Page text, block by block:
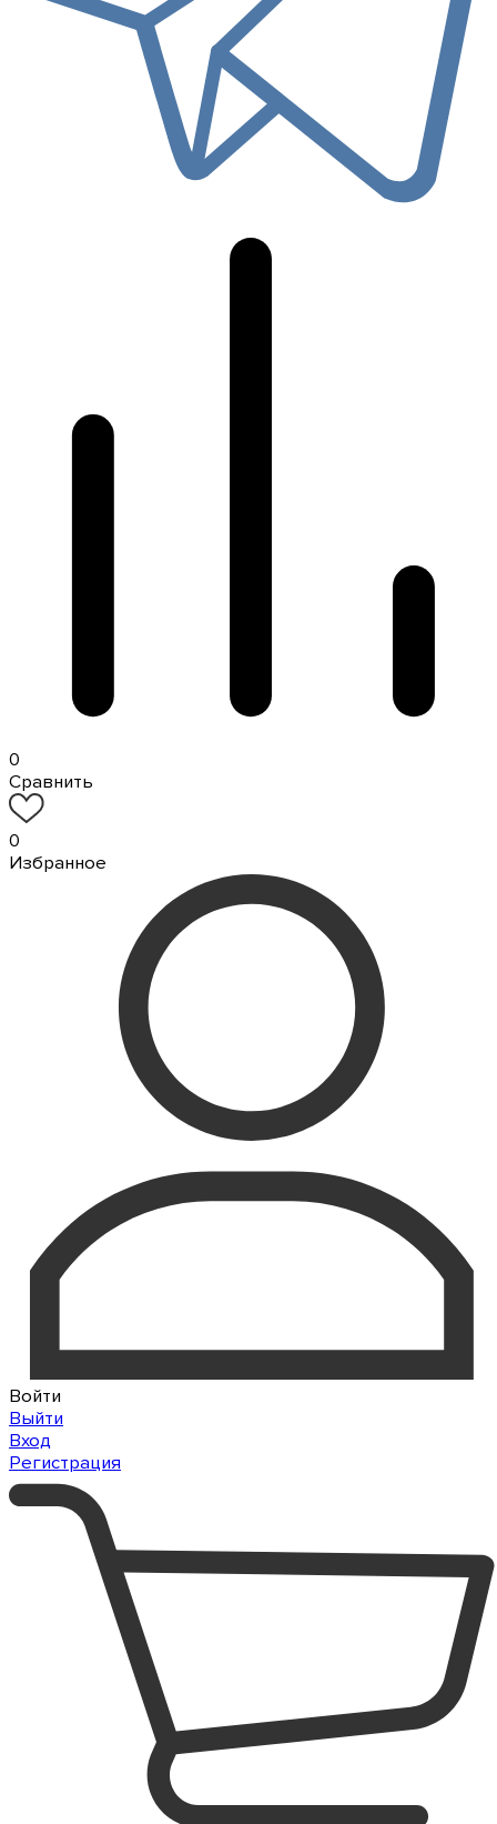
0
Сравнить
0
Избранное
Войти
Выйти
Вход
Регистрация